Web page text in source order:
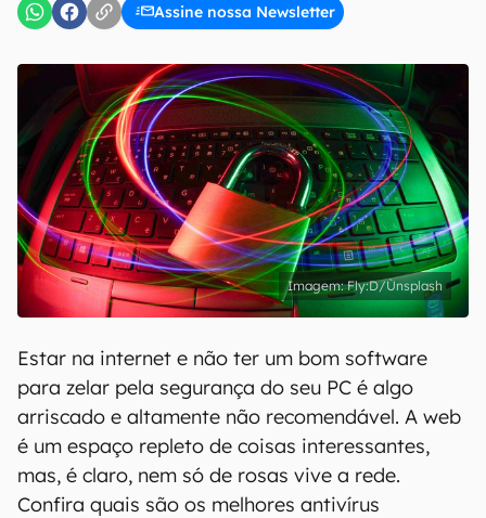
Assine nossa Newsletter
Confirmo que li, aceito e concordo com os
Fly:D/Ùnsplash
Estar na internet e não ter um bom software
para zelar pela segurança do seu PC é algo
arriscado e altamente não recomendável. A web
é um espaço repleto de coisas interessantes,
mas, é claro, nem só de rosas vive a rede.
Confira quais são os melhores antivírus